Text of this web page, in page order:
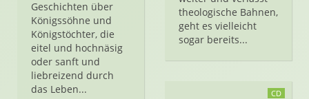
Geschichten über
Königssöhne und
Königstöchter, die
eitel und hochnäsig
oder sanft und
liebreizend durch
das Leben...
theologische Bahnen,
geht es vielleicht
sogar bereits...
CD